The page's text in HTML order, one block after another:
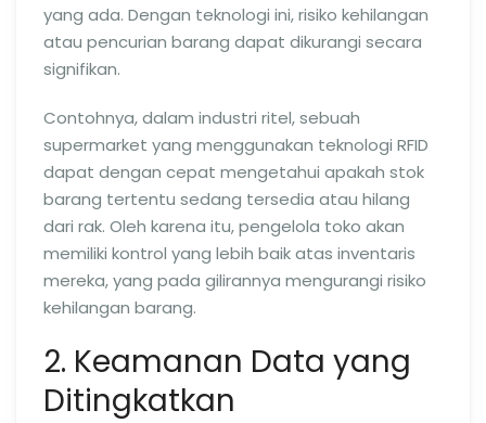
yang ada. Dengan teknologi ini, risiko kehilangan
atau pencurian barang dapat dikurangi secara
signifikan.
Contohnya, dalam industri ritel, sebuah
supermarket yang menggunakan teknologi RFID
dapat dengan cepat mengetahui apakah stok
barang tertentu sedang tersedia atau hilang
dari rak. Oleh karena itu, pengelola toko akan
memiliki kontrol yang lebih baik atas inventaris
mereka, yang pada gilirannya mengurangi risiko
kehilangan barang.
2. Keamanan Data yang
Ditingkatkan